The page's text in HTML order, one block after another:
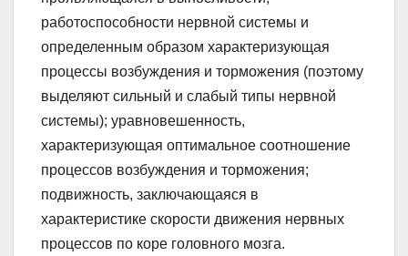
работоспособности нервной системы и
определенным образом характеризующая
процессы возбуждения и торможения (поэтому
выделяют сильный и слабый типы нервной
системы); уравновешенность,
характеризующая оптимальное соотношение
процессов возбуждения и торможения;
подвижность, заключающаяся в
характеристике скорости движения нервных
процессов по коре головного мозга.